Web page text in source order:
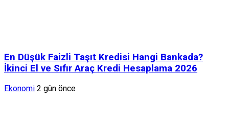
En Düşük Faizli Taşıt Kredisi Hangi Bankada?
İkinci El ve Sıfır Araç Kredi Hesaplama 2026
Ekonomi 2 gün önce